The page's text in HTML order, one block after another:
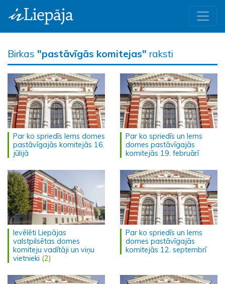
Birkas "pastāvīgās komitejas" raksti
Par ko spriedīs lems domes
pastāvīgajās komitejās 16.
jūlijā
Par ko spriedīs un lems
domes pastāvīgajās
komitejās 19. februārī
Ievēlēti Liepājas
valstpilsētas domes
komiteju vadītāji un viņu
vietnieki (2)
Par ko spriedīs un lems
domes pastāvīgajās
komitejās 12. septembrī